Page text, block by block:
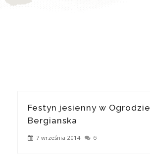
Festyn jesienny w Ogrodzie
Bergianska
7 września 2014 6